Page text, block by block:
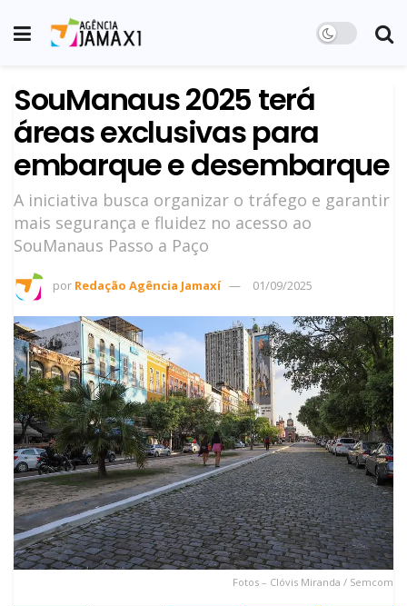
SouManaus 2025 terá
áreas exclusivas para
embarque e desembarque
A iniciativa busca organizar o tráfego e garantir
mais segurança e fluidez no acesso ao
SouManaus Passo a Paço
por Redação Agência Jamaxí 01/09/2025
Fotos – Clóvis Miranda / Semcom